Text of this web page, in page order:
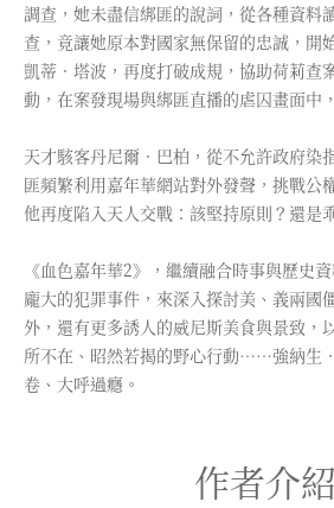
調查，她未盡信綁匪的說詞，從各種資料
查，竟讓她原本對國家無保留的忠誠，開
凱蒂．塔波，再度打破成規，協助荷莉查
動，在案發現場與綁匪直播的虐囚畫面中
天才駭客丹尼爾．巴柏，從不允許政府染
匪頻繁利用嘉年華網站對外發聲，挑戰公
他再度陷入天人交戰：該堅持原則？還是
《血色嘉年華2》，繼續融合時事與歷史
龐大的犯罪事件，來深入探討美、義兩國
外，還有更多誘人的威尼斯美食與景致，
所不在、昭然若揭的野心行動……強納生
卷、大呼過癮。
作者介紹